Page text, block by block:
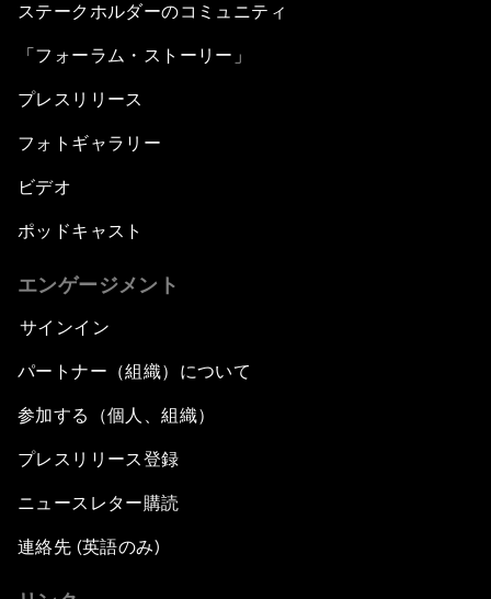
ステークホルダーのコミュニティ
「フォーラム・ストーリー」
プレスリリース
フォトギャラリー
ビデオ
ポッドキャスト
エンゲージメント
サインイン
パートナー（組織）について
参加する（個人、組織）
プレスリリース登録
ニュースレター購読
連絡先 (英語のみ)